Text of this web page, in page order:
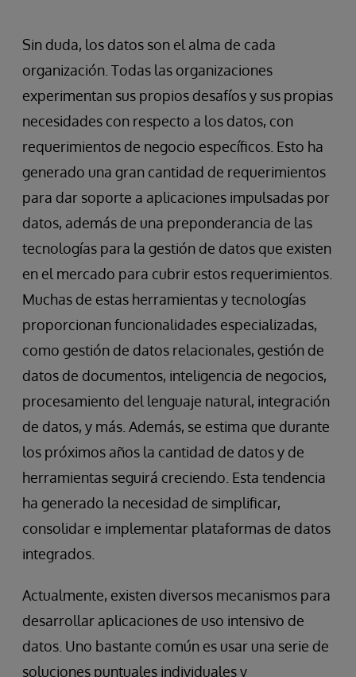
Sin duda, los datos son el alma de cada
organización. Todas las organizaciones
experimentan sus propios desafíos y sus propias
necesidades con respecto a los datos, con
requerimientos de negocio específicos. Esto ha
generado una gran cantidad de requerimientos
para dar soporte a aplicaciones impulsadas por
datos, además de una preponderancia de las
tecnologías para la gestión de datos que existen
en el mercado para cubrir estos requerimientos.
Muchas de estas herramientas y tecnologías
proporcionan funcionalidades especializadas,
como gestión de datos relacionales, gestión de
datos de documentos, inteligencia de negocios,
procesamiento del lenguaje natural, integración
de datos, y más. Además, se estima que durante
los próximos años la cantidad de datos y de
herramientas seguirá creciendo. Esta tendencia
ha generado la necesidad de simplificar,
consolidar e implementar plataformas de datos
integrados.
Actualmente, existen diversos mecanismos para
desarrollar aplicaciones de uso intensivo de
datos. Uno bastante común es usar una serie de
soluciones puntuales individuales y